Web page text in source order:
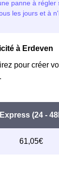
à Erdeven
pour créer